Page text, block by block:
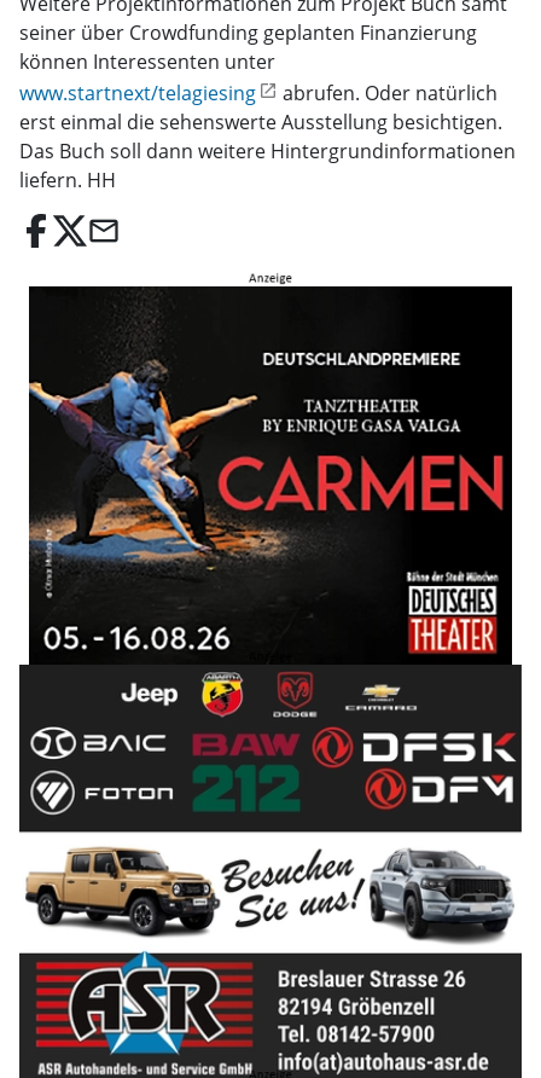
seiner über Crowdfunding geplanten Finanzierung
können Interessenten unter
www.startnext/telagiesing
abrufen. Oder natürlich
erst einmal die sehenswerte Ausstellung besichtigen.
Das Buch soll dann weitere Hintergrundinformationen
liefern. HH
email